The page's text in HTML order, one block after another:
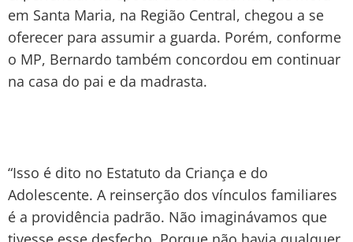
em Santa Maria, na Região Central, chegou a se
oferecer para assumir a guarda. Porém, conforme
o MP, Bernardo também concordou em continuar
na casa do pai e da madrasta.
“Isso é dito no Estatuto da Criança e do
Adolescente. A reinserção dos vínculos familiares
é a providência padrão. Não imaginávamos que